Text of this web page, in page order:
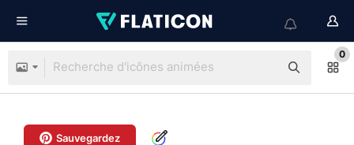
0
Sauvegardez